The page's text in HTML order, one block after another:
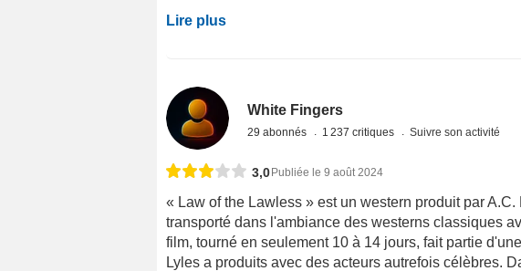
Lire plus
White Fingers
29 abonnés 1 237 critiques Suivre son activité
3,0 Publiée le 9 août 2024
« Law of the Lawless » est un western produit par
transporté dans l'ambiance des westerns classiques
film, tourné en seulement 10 à 14 jours, fait partie
Lyles a produits avec des acteurs autrefois célèbres.